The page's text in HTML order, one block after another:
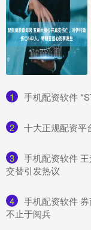
1 手机配资软件
2 十大正规配资平
3
手机配资软件
交替引发热议
4
手机配资软件
不止于阅兵